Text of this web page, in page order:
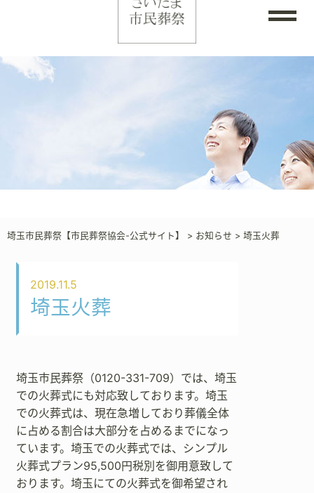
埼玉市民葬祭【市民葬祭協会-公式サイト】 > お知らせ > 埼玉火葬
2019.11.5
埼玉火葬
埼玉市民葬祭（0120-331-709）では、埼玉
での火葬式にも対応致しております。埼玉
での火葬式は、現在急増しており葬儀全体
に占める割合は大部分を占めるまでになっ
ています。埼玉での火葬式では、シンプル
火葬式プラン95,500円税別を御用意致して
おります。埼玉にての火葬式を御希望され